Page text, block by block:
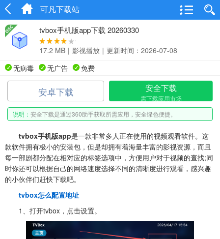
可凡下载站
tvbox手机版app下载 20260330
17.2 MB | 影视播放 | 更新时间：2026-07-08
无病毒
无广告 免费
安卓下载 安全下载
需下载应用市场
说明： 安全下载是通过360助手获取所需应用，安全绿色便捷。
tvbox手机版app是一款非常多人正在使用的视频观看软件。这
款软件拥有极小的安装包，但是却拥有着海量丰富的影视资源，而且
每一部剧都分配在相对应的标签选项中，方便用户对于视频的查找;同
时你还可以根据自己的网络速度选择不同的清晰度进行观看，感兴趣
的小伙伴们赶快下载吧。
tvbox怎么配置地址
1、打开tvbox，点击设置。